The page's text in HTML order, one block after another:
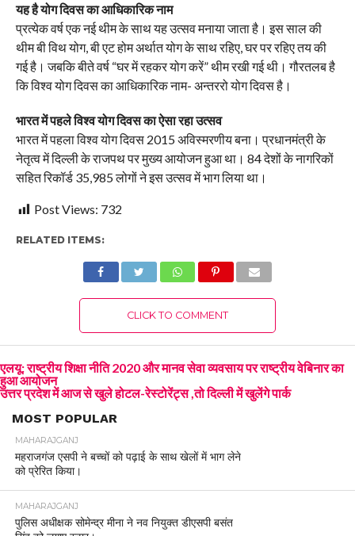
यह है योग दिवस का आधिकारिक नाम
प्रत्येक वर्ष एक नई थीम के साथ यह उत्सव मनाया जाता है। इस साल की
थीम बी विथ योग, बी एट होम अर्थात योग के साथ रहिए, घर पर रहिए तय की
गई है। जबकि बीते वर्ष “घर में रहकर योग करें” थीम रखी गई थी। गौरतलब है
कि विश्व योग दिवस का आधिकारिक नाम- अन्तररो योग दिवस है।
भारत में पहले विश्व योग दिवस का ऐसा रहा उत्सव
भारत में पहला विश्व योग दिवस 2015 अविस्मरणीय बना। प्रधानमंत्री के
नेतृत्व में दिल्ली के राजपथ पर मुख्य आयोजन हुआ था। 84 देशों के नागरिकों
सहित रिकॉर्ड 35,985 लोगों ने इस उत्सव में भाग लिया था।
Post Views: 732
RELATED ITEMS:
CLICK TO COMMENT
एलयू: राष्ट्रीय शिक्षा नीति 2020 और मानव सेवा व्यवसाय पर राष्ट्रीय वेबिनार का
हुआ आयोजन
उत्तर प्रदेश में आज से खुले होटल-रेस्टोरेंट्स ,तो दिल्ली में खुलेंगे पार्क
MOST POPULAR
MAHARAJGANJ
महराजगंज एसपी ने बच्चों को पढ़ाई के साथ खेलों में भाग लेने
को प्रेरित किया।
MAHARAJGANJ
पुलिस अधीक्षक सोमेन्द्र मीना ने नव नियुक्त डीएसपी बसंत